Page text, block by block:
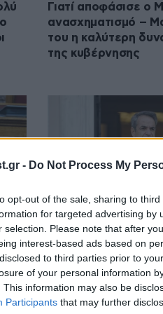
- Do Not Process My
opt-out of the sale, sharing to
for targeted advertising by
selection. Please note that after
interest-based ads based on
to third parties prior to
of your personal information
This information may also be
Participants that may further
Γιατί αποφάσισε ο
ανασχηματισμό –
του η καλύτερη
της κυβέρνησης
04·01·2024 06:32
Το παρασκήνιο του
ανασχηματισμού –
γεγονότα που
του Μητσοτάκη